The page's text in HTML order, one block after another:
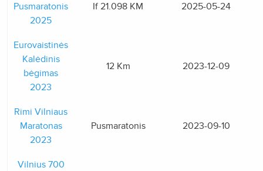
Pusmaratonis
2025
If 21.098 KM 2025-05-24
Eurovaistinės
Kalėdinis
bėgimas
2023
12 Km 2023-12-09
Rimi Vilniaus
Maratonas
2023
Pusmaratonis 2023-09-10
Vilnius 700